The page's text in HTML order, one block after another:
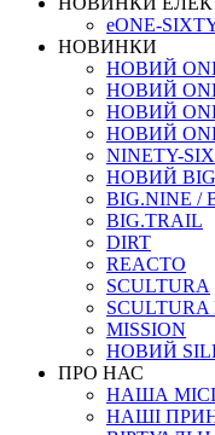
eONE-
НОВИНКИ
НОВИЙ
НОВИЙ
НОВИЙ
НОВИЙ
NINETY-SIX
НОВИЙ
BIG.NINE /
BIG.TRAIL
DIRT
REACTO
SCULTURA
MISSION
НОВИЙ
ПРО НАС
НАША
НАШI